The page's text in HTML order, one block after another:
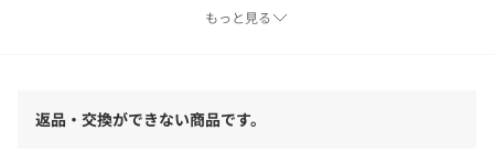
もっと見る
返品・交換ができない商品です。